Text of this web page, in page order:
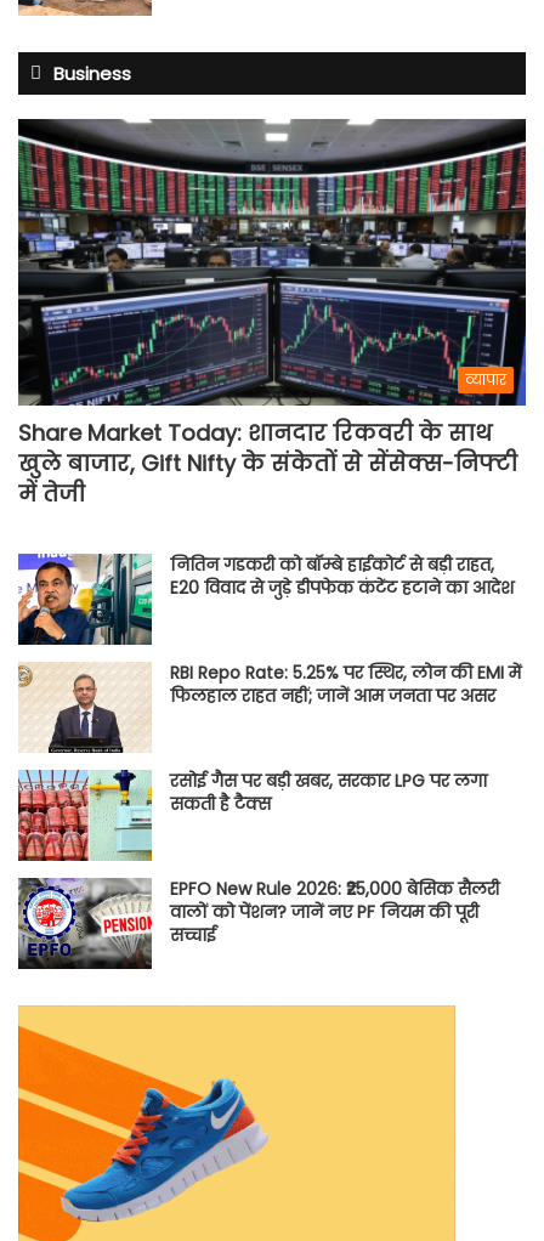
Business
व्यापार
Share Market Today: शानदार रिकवरी के साथ
खुले बाजार, Gift Nifty के संकेतों से सेंसेक्स-निफ्टी
में तेजी
नितिन गडकरी को बॉम्बे हाईकोर्ट से बड़ी राहत,
E20 विवाद से जुड़े डीपफेक कंटेंट हटाने का आदेश
RBI Repo Rate: 5.25% पर स्थिर, लोन की EMI में
फिलहाल राहत नहीं; जानें आम जनता पर असर
रसोई गैस पर बड़ी खबर, सरकार LPG पर लगा
सकती है टैक्स
EPFO New Rule 2026: ₹25,000 बेसिक सैलरी
वालों को पेंशन? जानें नए PF नियम की पूरी
सच्चाई